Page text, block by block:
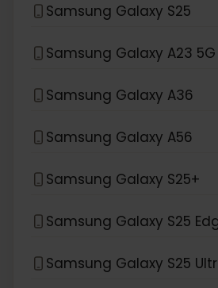
Samsung Galaxy S25
Samsung Galaxy A23 5G
Samsung Galaxy A36
Samsung Galaxy A56
Samsung Galaxy S25+
Samsung Galaxy S25
Samsung Galaxy S25